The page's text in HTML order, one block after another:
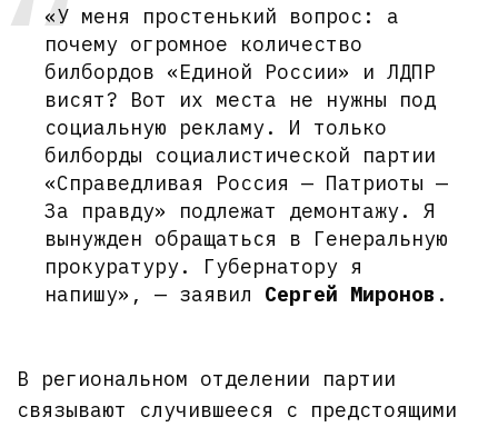
«У меня простенький вопрос: а
почему огромное количество
билбордов «Единой России» и ЛДПР
висят? Вот их места не нужны под
социальную рекламу. И только
билборды социалистической партии
«Справедливая Россия — Патриоты —
За правду» подлежат демонтажу. Я
вынужден обращаться в Генеральную
прокуратуру. Губернатору я
напишу», — заявил Сергей Миронов .
В региональном отделении партии
связывают случившееся с предстоящими